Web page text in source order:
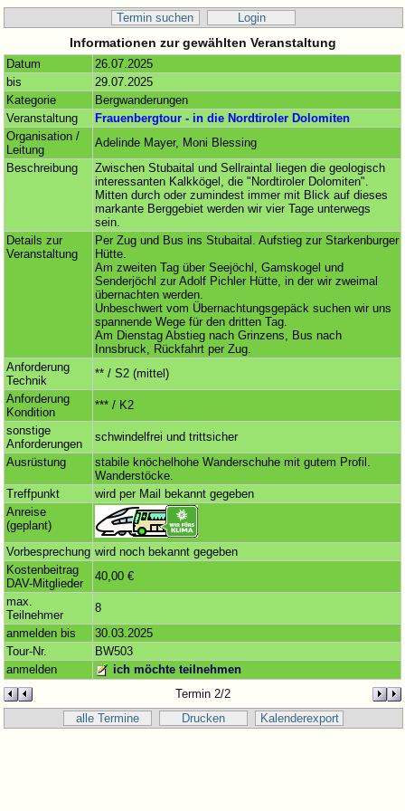
Termin suchen Login
Informationen zur gewählten Veranstaltung
Datum
26.07.2025
bis
29.07.2025
Kategorie
Bergwanderungen
Veranstaltung
Frauenbergtour - in die Nordtiroler Dolomiten
Organisation /
Leitung
Adelinde Mayer, Moni Blessing
Beschreibung
Zwischen Stubaital und Sellraintal liegen die geologisch
interessanten Kalkkögel, die "Nordtiroler Dolomiten".
Mitten durch oder zumindest immer mit Blick auf dieses
markante Berggebiet werden wir vier Tage unterwegs
sein.
Details zur
Veranstaltung
Per Zug und Bus ins Stubaital. Aufstieg zur Starkenburger
Hütte.
Am zweiten Tag über Seejöchl, Gamskogel und
Senderjöchl zur Adolf Pichler Hütte, in der wir zweimal
übernachten werden.
Unbeschwert vom Übernachtungsgepäck suchen wir uns
spannende Wege für den dritten Tag.
Am Dienstag Abstieg nach Grinzens, Bus nach
Innsbruck, Rückfahrt per Zug.
Anforderung
Technik
** / S2 (mittel)
Anforderung
Kondition
*** / K2
sonstige
Anforderungen
schwindelfrei und trittsicher
Ausrüstung
stabile knöchelhohe Wanderschuhe mit gutem Profil.
Wanderstöcke.
Treffpunkt
wird per Mail bekannt gegeben
Anreise
(geplant)
Vorbesprechung wird noch bekannt gegeben
Kostenbeitrag
DAV-Mitglieder
40,00 €
max.
Teilnehmer
8
anmelden bis
30.03.2025
Tour-Nr.
BW503
anmelden
ich möchte teilnehmen
Termin 2/2
alle Termine
Drucken Kalenderexport